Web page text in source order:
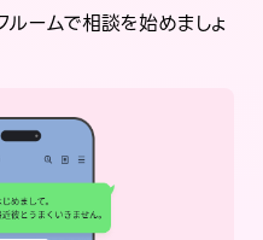
ルームで相談を始めましょ